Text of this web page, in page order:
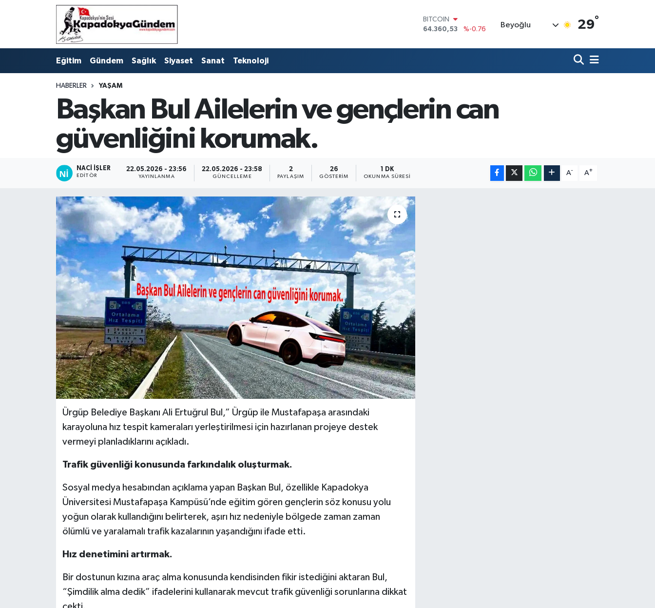
BITCOIN
64.360,53
%-0.76
47,7069
%0.17
GRAM ALTIN
6618.49
%2.12
Beyoğlu 29°
Eğitim Gündem Sağlık Siyaset Sanat Teknoloji
HABERLER YAŞAM
Başkan Bul Ailelerin ve gençlerin can
güvenliğini korumak.
NACI İŞLER
EDITÖR
22.05.2026 - 23:56
YAYINLANMA
22.05.2026 - 23:58
GÜNCELLEME
2
PAYLAŞIM
26
GÖSTERIM
1 DK
OKUNMA SÜRESI
A- A+
Ürgüp Belediye Başkanı Ali Ertuğrul Bul,” Ürgüp ile Mustafapaşa arasındaki
karayoluna hız tespit kameraları yerleştirilmesi için hazırlanan projeye destek
vermeyi planladıklarını açıkladı.
Trafik güvenliği konusunda farkındalık oluşturmak.
Sosyal medya hesabından açıklama yapan Başkan Bul, özellikle Kapadokya
Üniversitesi Mustafapaşa Kampüsü’nde eğitim gören gençlerin söz konusu yolu
yoğun olarak kullandığını belirterek, aşırı hız nedeniyle bölgede zaman zaman
ölümlü ve yaralamalı trafik kazalarının yaşandığını ifade etti.
Hız denetimini artırmak.
Bir dostunun kızına araç alma konusunda kendisinden fikir istediğini aktaran Bul,
“Şimdilik alma dedik” ifadelerini kullanarak mevcut trafik güvenliği sorunlarına dikkat
Hava Durumu
Trafik Durumu
Süper Lig Puan Durumu ve Fikstür
Tüm Manşetler
Son Dakika Haberleri